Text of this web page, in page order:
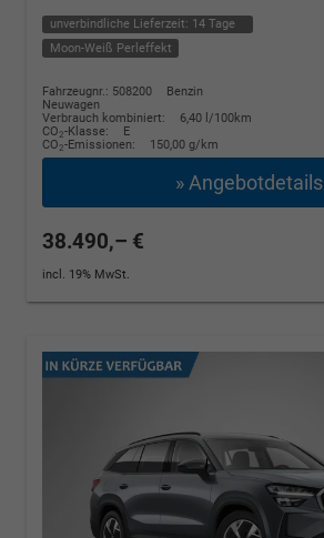
unverbindliche Lieferzeit: 14 Tage
Moon-Weiß Perleffekt
Fahrzeugnr.: 508200
Benzin
Neuwagen
Verbrauch kombiniert:
6,40 l/100km
CO2-Klasse:
E
CO2-Emissionen: 150,00 g/km
» Angebotdetails
38.490,– €
incl. 19% MwSt.